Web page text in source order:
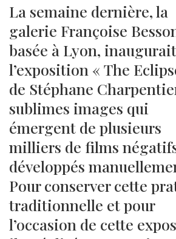
La semaine dernière, la
galerie Françoise
basée à Lyon, inaugurait
l’exposition « The
de Stéphane
sublimes images qui
émergent de plusieurs
milliers de films
développés
Pour conserver cette
traditionnelle et pour
l’occasion de cette